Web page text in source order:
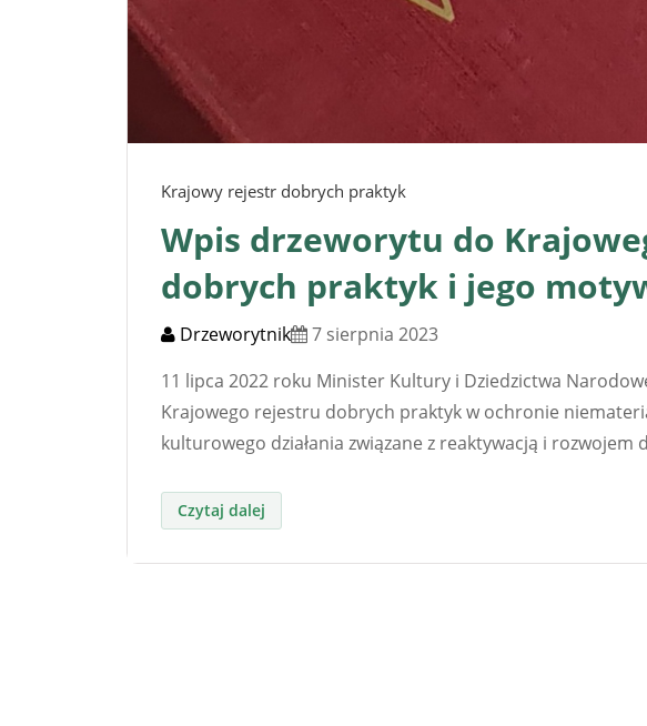
Krajowy rejestr dobrych praktyk
Wpis drzeworytu do
dobrych praktyk i jego
Drzeworytnik
7 sierpnia 2023
11 lipca 2022 roku Minister Kultury i Dziedzictwa
Krajowego rejestru dobrych praktyk w ochronie
kulturowego działania związane z reaktywacją i